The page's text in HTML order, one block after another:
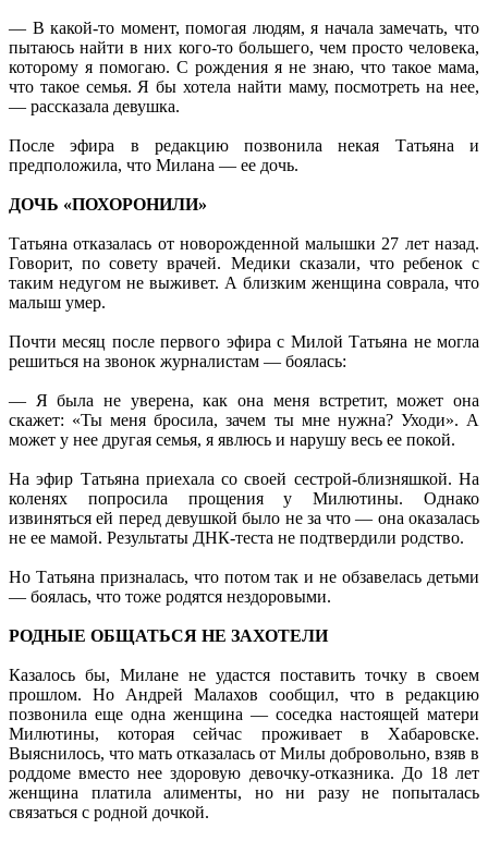
— В какой-то момент, помогая людям, я начала замечать, что
пытаюсь найти в них кого-то большего, чем просто человека,
которому я помогаю. С рождения я не знаю, что такое мама,
что такое семья. Я бы хотела найти маму, посмотреть на нее,
— рассказала девушка.
После эфира в редакцию позвонила некая Татьяна и
предположила, что Милана — ее дочь.
ДОЧЬ «ПОХОРОНИЛИ»
Татьяна отказалась от новорожденной малышки 27 лет назад.
Говорит, по совету врачей. Медики сказали, что ребенок с
таким недугом не выживет. А близким женщина соврала, что
малыш умер.
Почти месяц после первого эфира с Милой Татьяна не могла
решиться на звонок журналистам — боялась:
— Я была не уверена, как она меня встретит, может она
скажет: «Ты меня бросила, зачем ты мне нужна? Уходи». А
может у нее другая семья, я явлюсь и нарушу весь ее покой.
На эфир Татьяна приехала со своей сестрой-близняшкой. На
коленях попросила прощения у Милютины. Однако
извиняться ей перед девушкой было не за что — она оказалась
не ее мамой. Результаты ДНК-теста не подтвердили родство.
Но Татьяна призналась, что потом так и не обзавелась детьми
— боялась, что тоже родятся нездоровыми.
РОДНЫЕ ОБЩАТЬСЯ НЕ ЗАХОТЕЛИ
Казалось бы, Милане не удастся поставить точку в своем
прошлом. Но Андрей Малахов сообщил, что в редакцию
позвонила еще одна женщина — соседка настоящей матери
Милютины, которая сейчас проживает в Хабаровске.
Выяснилось, что мать отказалась от Милы добровольно, взяв в
роддоме вместо нее здоровую девочку-отказника. До 18 лет
женщина платила алименты, но ни разу не попыталась
связаться с родной дочкой.